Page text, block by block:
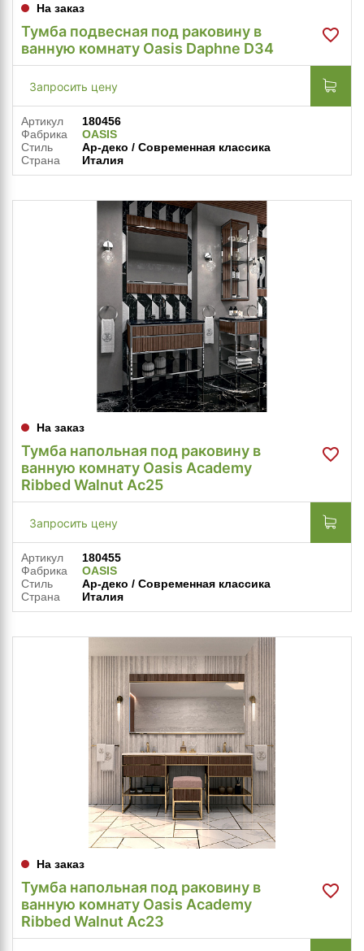
На заказ
Тумба подвесная под раковину в
ванную комнату Oasis Daphne D34
Запросить цену
Артикул
180456
Фабрика
OASIS
Стиль
Ар-деко / Современная классика
Страна
Италия
На заказ
Тумба напольная под раковину в
ванную комнату Oasis Academy
Ribbed Walnut Ac25
Запросить цену
Артикул
180455
Фабрика
OASIS
Стиль
Ар-деко / Современная классика
Страна
Италия
На заказ
Тумба напольная под раковину в
ванную комнату Oasis Academy
Ribbed Walnut Ac23